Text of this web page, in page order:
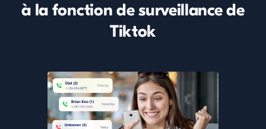
à la fonction de surveillance de
Tiktok